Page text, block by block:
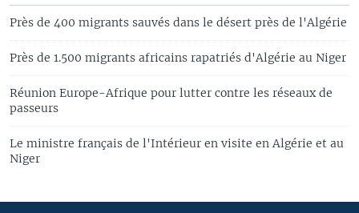
Près de 400 migrants sauvés dans le désert près de l'Algérie
Près de 1.500 migrants africains rapatriés d'Algérie au Niger
Réunion Europe-Afrique pour lutter contre les réseaux de
passeurs
Le ministre français de l'Intérieur en visite en Algérie et au
Niger